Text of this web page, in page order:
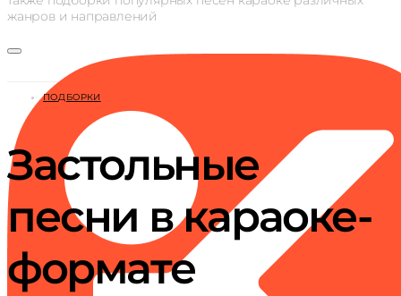
жанров и направлений
ПОДБОРКИ
Застольные
песни в караоке-
формате